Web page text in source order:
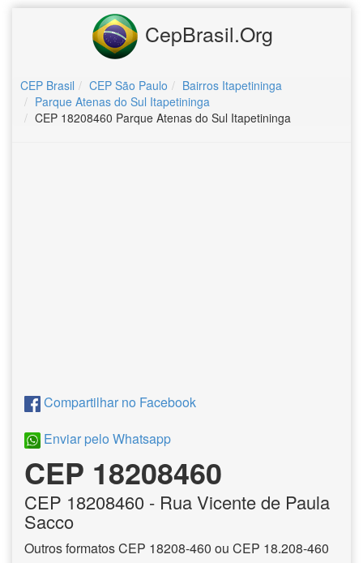
CepBrasil.Org
CEP Brasil CEP São Paulo
Bairros Itapetininga
Parque Atenas do Sul Itapetininga
CEP 18208460 Parque Atenas do Sul Itapetininga
Compartilhar no Facebook
Enviar pelo Whatsapp
CEP 18208460
CEP 18208460 - Rua Vicente de Paula
Sacco
Outros formatos CEP 18208-460 ou CEP 18.208-460